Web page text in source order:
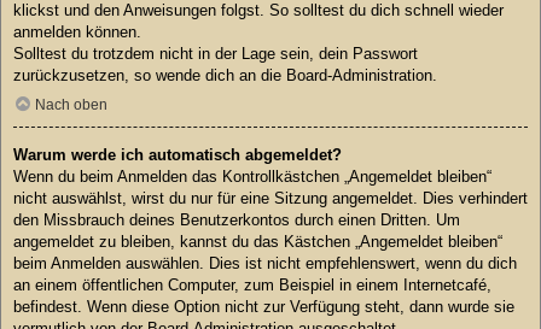
klickst und den Anweisungen folgst. So solltest du dich schnell wieder
anmelden können.
Solltest du trotzdem nicht in der Lage sein, dein Passwort
zurückzusetzen, so wende dich an die Board-Administration.
Nach oben
Warum werde ich automatisch abgemeldet?
Wenn du beim Anmelden das Kontrollkästchen „Angemeldet bleiben“
nicht auswählst, wirst du nur für eine Sitzung angemeldet. Dies verhindert
den Missbrauch deines Benutzerkontos durch einen Dritten. Um
angemeldet zu bleiben, kannst du das Kästchen „Angemeldet bleiben“
beim Anmelden auswählen. Dies ist nicht empfehlenswert, wenn du dich
an einem öffentlichen Computer, zum Beispiel in einem Internetcafé,
befindest. Wenn diese Option nicht zur Verfügung steht, dann wurde sie